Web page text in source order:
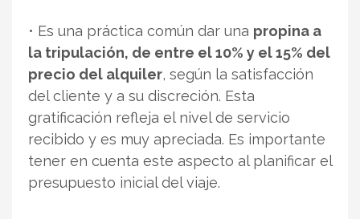
• Es una práctica común dar una propina a
la tripulación, de entre el 10% y el 15% del
precio del alquiler, según la satisfacción
del cliente y a su discreción. Esta
gratificación refleja el nivel de servicio
recibido y es muy apreciada. Es importante
tener en cuenta este aspecto al planificar el
presupuesto inicial del viaje.